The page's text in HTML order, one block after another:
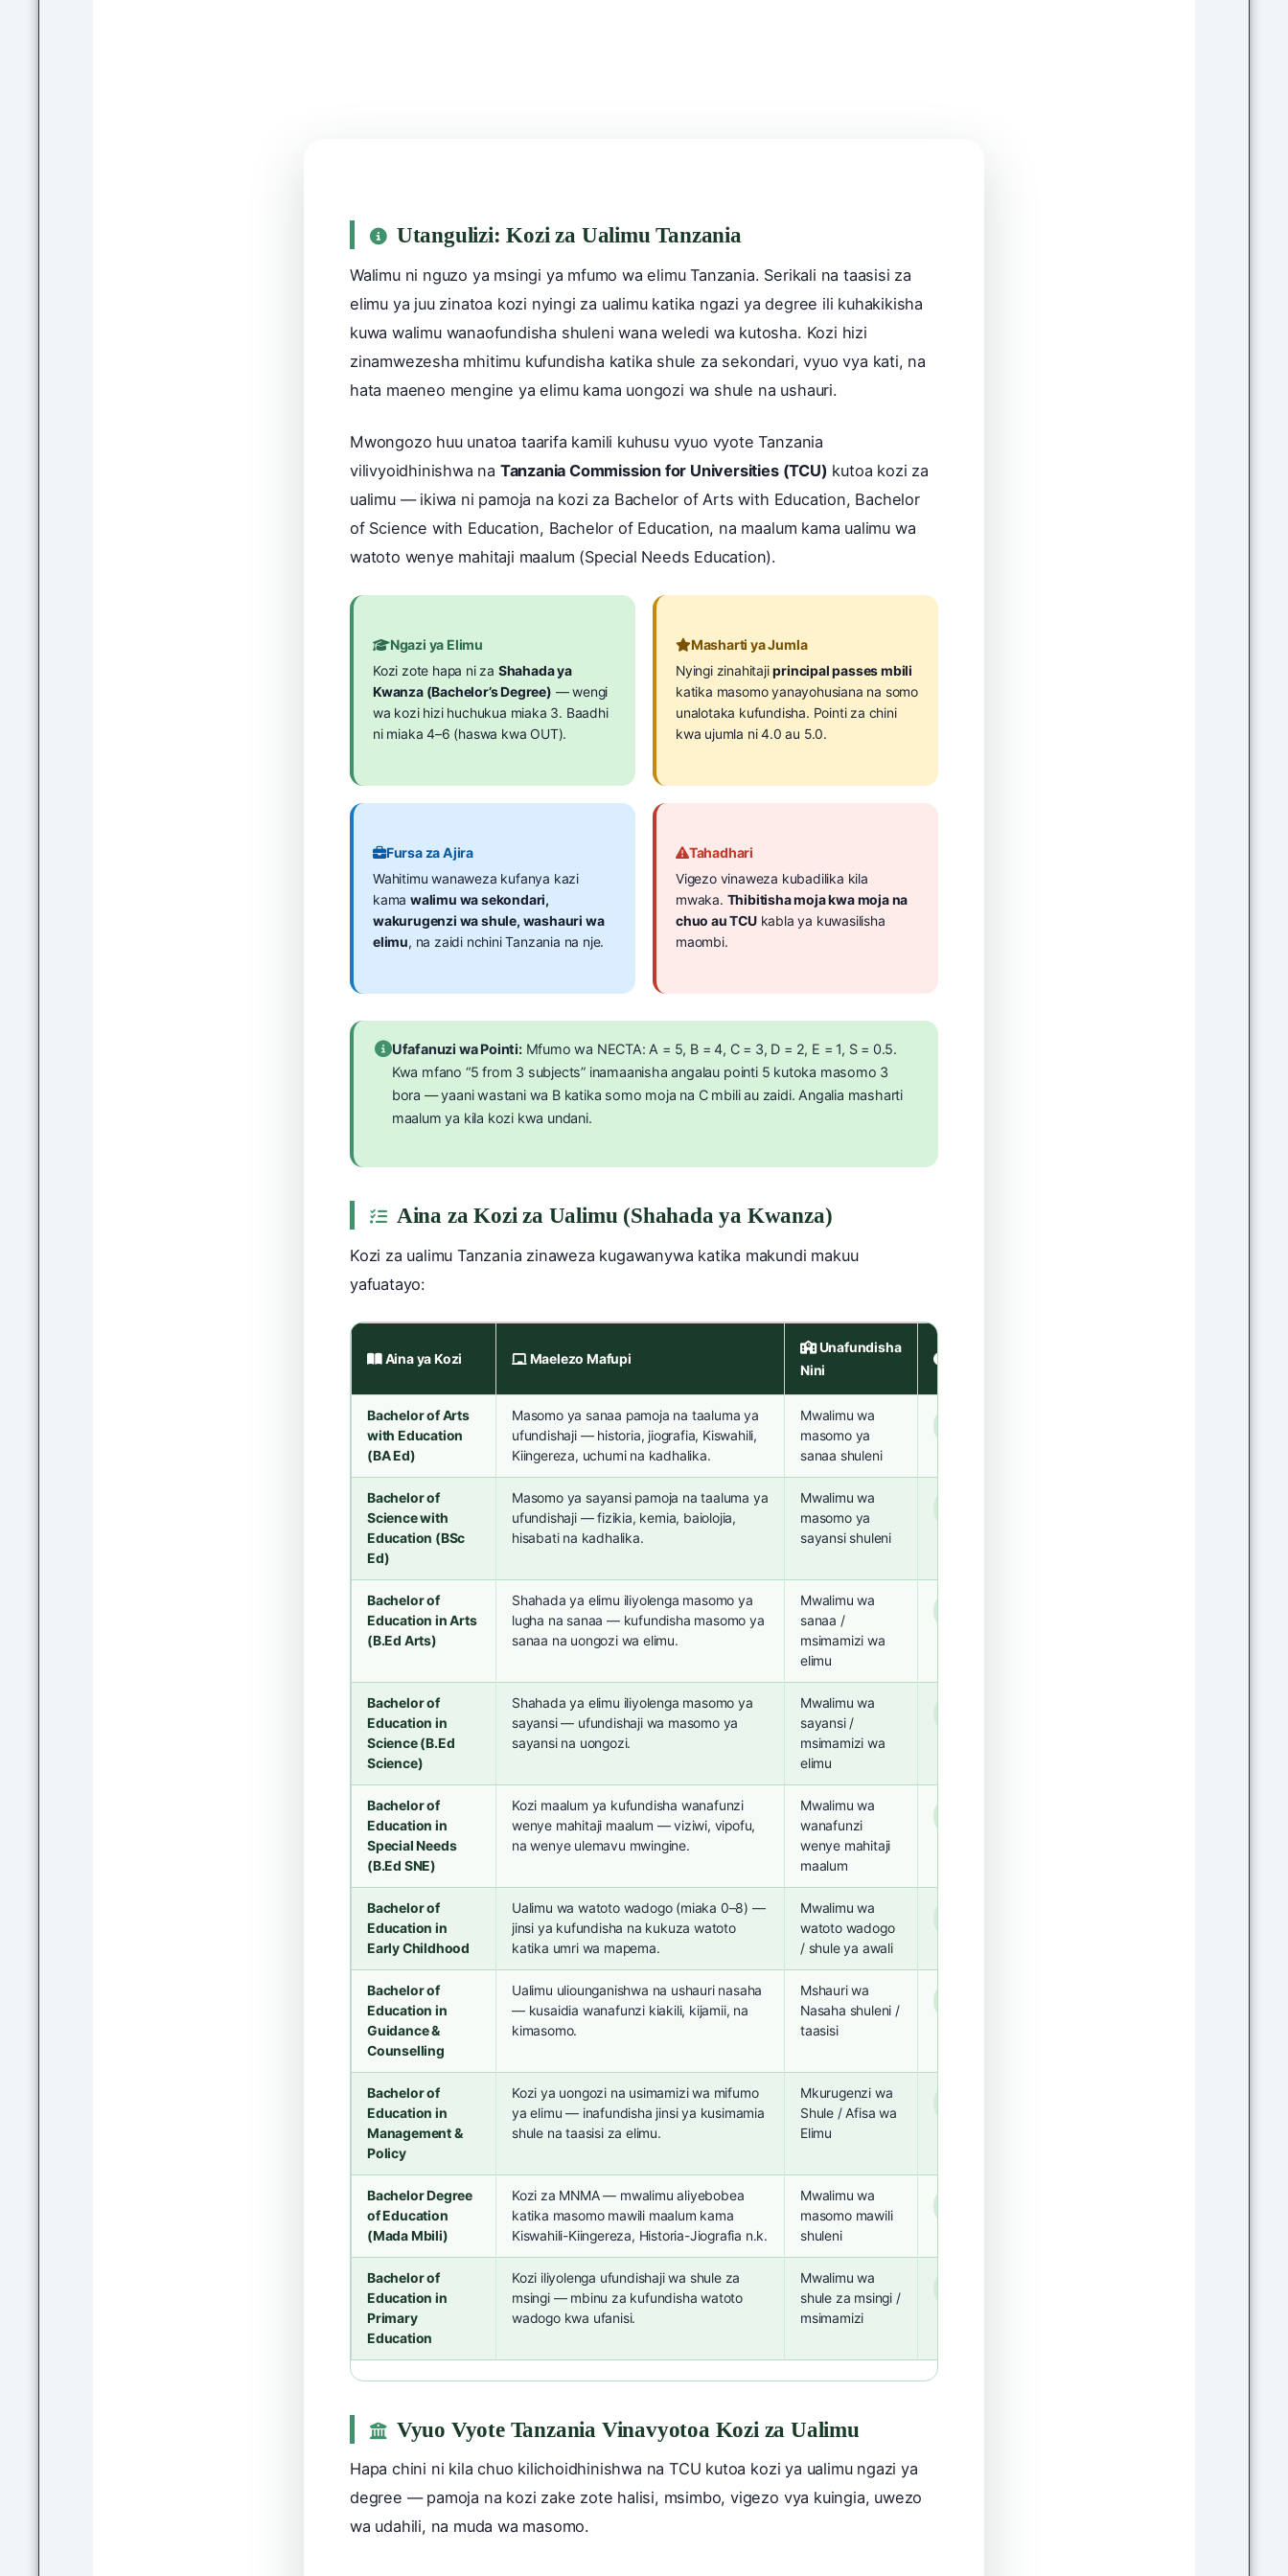
Utangulizi: Kozi za Ualimu Tanzania
Walimu ni nguzo ya msingi ya mfumo wa elimu Tanzania. Serikali na taasisi za
elimu ya juu zinatoa kozi nyingi za ualimu katika ngazi ya degree ili kuhakikisha
kuwa walimu wanaofundisha shuleni wana weledi wa kutosha. Kozi hizi
zinamwezesha mhitimu kufundisha katika shule za sekondari, vyuo vya kati, na
hata maeneo mengine ya elimu kama uongozi wa shule na ushauri.
Mwongozo huu unatoa taarifa kamili kuhusu vyuo vyote Tanzania
vilivyoidhinishwa na Tanzania Commission for Universities (TCU) kutoa kozi za
ualimu — ikiwa ni pamoja na kozi za Bachelor of Arts with Education, Bachelor
of Science with Education, Bachelor of Education, na maalum kama ualimu wa
watoto wenye mahitaji maalum (Special Needs Education).
Ngazi ya Elimu
Kozi zote hapa ni za Shahada ya
Kwanza (Bachelor’s Degree) — wengi
wa kozi hizi huchukua miaka 3. Baadhi
ni miaka 4–6 (haswa kwa OUT).
Masharti ya Jumla
Nyingi zinahitajiprincipal passes mbili
katika masomo yanayohusiana na somo
unalotaka kufundisha. Pointi za chini
kwa ujumla ni 4.0 au 5.0.
Fursa za Ajira
Wahitimu wanaweza kufanya kazi
kama walimu wa sekondari,
wakurugenzi wa shule, washauri wa
elimu, na zaidi nchini Tanzania na nje.
Tahadhari
Vigezo vinaweza kubadilika kila
mwaka. Thibitisha moja kwa moja na
chuo au TCUkabla ya kuwasilisha
maombi.
Ufafanuzi wa Pointi:Mfumo wa NECTA: A = 5, B = 4, C = 3, D = 2, E = 1, S = 0.5.
Kwa mfano “5 from 3 subjects” inamaanisha angalau pointi 5 kutoka masomo 3
bora — yaani wastani wa B katika somo moja na C mbili au zaidi. Angalia masharti
maalum ya kila kozi kwa undani.
Aina za Kozi za Ualimu (Shahada ya Kwanza)
Kozi za ualimu Tanzania zinaweza kugawanywa katika makundi makuu
yafuatayo:
Aina ya Kozi Maelezo Mafupi
Unafundisha
Nini
Bachelor of Arts
with Education
(BA Ed)
Masomo ya sanaa pamoja na taaluma ya
ufundishaji — historia, jiografia, Kiswahili,
Kiingereza, uchumi na kadhalika.
Mwalimu wa
masomo ya
sanaa shuleni
Bachelor of
Science with
Education (BSc
Ed)
Masomo ya sayansi pamoja na taaluma ya
ufundishaji — fizikia, kemia, baiolojia,
hisabati na kadhalika.
Mwalimu wa
masomo ya
sayansi shuleni
Bachelor of
Education in Arts
(B.Ed Arts)
Shahada ya elimu iliyolenga masomo ya
lugha na sanaa — kufundisha masomo ya
sanaa na uongozi wa elimu.
Mwalimu wa
sanaa /
msimamizi wa
elimu
Bachelor of
Education in
Science (B.Ed
Science)
Shahada ya elimu iliyolenga masomo ya
sayansi — ufundishaji wa masomo ya
sayansi na uongozi.
Mwalimu wa
sayansi /
msimamizi wa
elimu
Bachelor of
Education in
Special Needs
(B.Ed SNE)
Kozi maalum ya kufundisha wanafunzi
wenye mahitaji maalum — viziwi, vipofu,
na wenye ulemavu mwingine.
Mwalimu wa
wanafunzi
wenye mahitaji
maalum
Bachelor of
Education in
Early Childhood
Ualimu wa watoto wadogo (miaka 0–8) —
jinsi ya kufundisha na kukuza watoto
katika umri wa mapema.
Mwalimu wa
watoto wadogo
/ shule ya awali
Bachelor of
Education in
Guidance &
Counselling
Ualimu uliounganishwa na ushauri nasaha
— kusaidia wanafunzi kiakili, kijamii, na
kimasomo.
Mshauri wa
Nasaha shuleni /
taasisi
Bachelor of
Education in
Management &
Policy
Kozi ya uongozi na usimamizi wa mifumo
ya elimu — inafundisha jinsi ya kusimamia
shule na taasisi za elimu.
Mkurugenzi wa
Shule / Afisa wa
Elimu
Bachelor Degree
of Education
(Mada Mbili)
Kozi za MNMA — mwalimu aliyebobea
katika masomo mawili maalum kama
Kiswahili-Kiingereza, Historia-Jiografia n.k.
Mwalimu wa
masomo mawili
shuleni
Bachelor of
Education in
Primary
Education
Kozi iliyolenga ufundishaji wa shule za
msingi — mbinu za kufundisha watoto
wadogo kwa ufanisi.
Mwalimu wa
shule za msingi /
msimamizi
Vyuo Vyote Tanzania Vinavyotoa Kozi za Ualimu
Hapa chini ni kila chuo kilichoidhinishwa na TCU kutoa kozi ya ualimu ngazi ya
degree — pamoja na kozi zake zote halisi, msimbo, vigezo vya kuingia, uwezo
wa udahili, na muda wa masomo.